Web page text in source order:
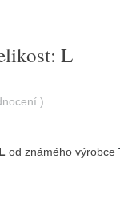
L
)
od známého výrobce